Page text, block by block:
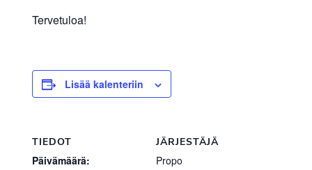
Tervetuloa!
Lisää kalenteriin
TIEDOT
Päivämäärä:
JÄRJESTÄJÄ
Propo